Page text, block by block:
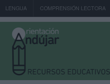
LENGUA COMPRENSIÓN LECTORA